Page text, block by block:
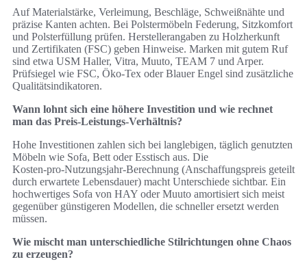
Auf Materialstärke, Verleimung, Beschläge, Schweißnähte und
präzise Kanten achten. Bei Polstermöbeln Federung, Sitzkomfort
und Polsterfüllung prüfen. Herstellerangaben zu Holzherkunft
und Zertifikaten (FSC) geben Hinweise. Marken mit gutem Ruf
sind etwa USM Haller, Vitra, Muuto, TEAM 7 und Arper.
Prüfsiegel wie FSC, Öko‑Tex oder Blauer Engel sind zusätzliche
Qualitätsindikatoren.
Wann lohnt sich eine höhere Investition und wie rechnet
man das Preis‑Leistungs‑Verhältnis?
Hohe Investitionen zahlen sich bei langlebigen, täglich genutzten
Möbeln wie Sofa, Bett oder Esstisch aus. Die
Kosten‑pro‑Nutzungsjahr‑Berechnung (Anschaffungspreis geteilt
durch erwartete Lebensdauer) macht Unterschiede sichtbar. Ein
hochwertiges Sofa von HAY oder Muuto amortisiert sich meist
gegenüber günstigeren Modellen, die schneller ersetzt werden
müssen.
Wie mischt man unterschiedliche Stilrichtungen ohne Chaos
zu erzeugen?